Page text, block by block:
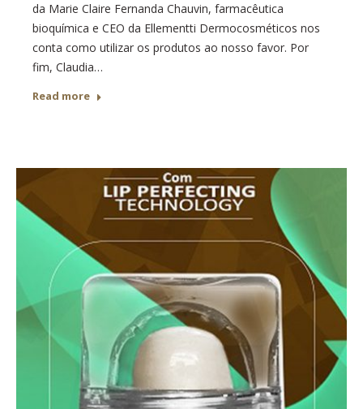
da Marie Claire Fernanda Chauvin, farmacêutica
bioquímica e CEO da Ellementti Dermocosméticos nos
conta como utilizar os produtos ao nosso favor. Por
fim, Claudia…
Read more